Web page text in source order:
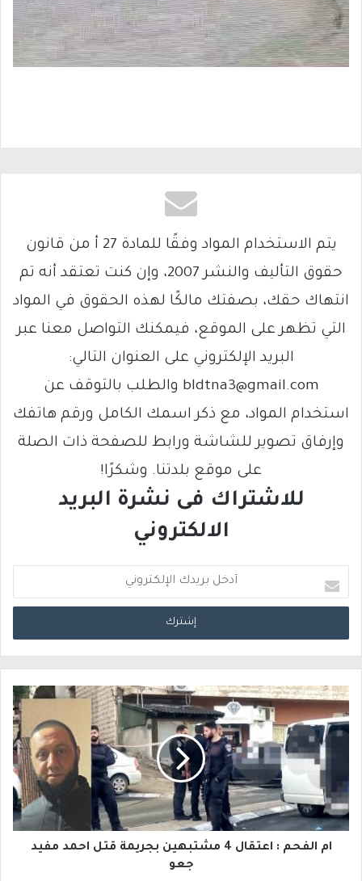
يتم الاستخدام المواد وفقًا للمادة 27 أ من قانون
حقوق التأليف والنشر 2007، وإن كنت تعتقد أنه تم
انتهاك حقك، بصفتك مالكًا لهذه الحقوق في المواد
التي تظهر على الموقع، فيمكنك التواصل معنا عبر
البريد الإلكتروني على العنوان التالي:
bldtna3@gmail.com والطلب بالتوقف عن
استخدام المواد، مع ذكر اسمك الكامل ورقم هاتفك
وإرفاق تصوير للشاشة ورابط للصفحة ذات الصلة
على موقع بلدتنا. وشكرًا!
للاشتراك فى نشرة البريد
الالكتروني
د
خ
ب
ر
ك
ا
ام الفحم : اعتقال 4 مشتبهين بجريمة قتل احمد مفيد
جعو